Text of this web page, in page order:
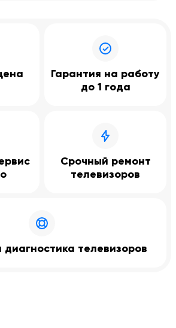
Гарантия на работу
до 1 года
Срочный ремонт
телевизоров
диагностика телевизоров